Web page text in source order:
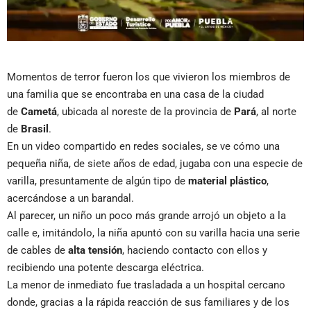
Momentos de terror fueron los que vivieron los miembros de
una familia que se encontraba en una casa de la ciudad
de Cametá, ubicada al noreste de la provincia de Pará, al norte
de Brasil .
En un video compartido en redes sociales, se ve cómo una
pequeña niña, de siete años de edad, jugaba con una especie de
varilla, presuntamente de algún tipo de material plástico,
acercándose a un barandal.
Al parecer, un niño un poco más grande arrojó un objeto a la
calle e, imitándolo, la niña apuntó con su varilla hacia una serie
de cables de alta tensión, haciendo contacto con ellos y
recibiendo una potente descarga eléctrica.
La menor de inmediato fue trasladada a un hospital cercano
donde, gracias a la rápida reacción de sus familiares y de los